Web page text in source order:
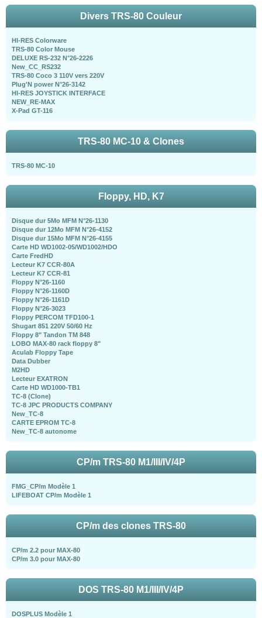
Divers TRS-80 Couleur
HI-RES Colorware
TRS-80 Color Mouse
DELUXE RS-232 N°26-2226
New_CC_RS232
TRS-80 Coco 3 110V vers 220V
Plug'N power N°26-3142
HI-RES JOYSTICK INTERFACE
NEW_RE-MAX
X-Pad GT-116
TRS-80 MC-10 & Clones
TRS-80 MC-10
Floppy, HD, K7
Disque dur 5Mo MFM N°26-1130
Disque dur 12Mo MFM N°26-4152
Disque dur 15Mo MFM N°26-4155
Carte HD WD1002-05/WD1002/HDO
Carte FredHD
Lecteur K7 CCR-80A
Lecteur K7 CCR-81
Floppy N°26-1160
Floppy N°26-1160D
Floppy N°26-1161D
Floppy N°26-3023
Floppy PERCOM TFD100-1
Shugart 851 220V 50/60 Hz
Floppy 8" Tandon TM 848
LOBO MAX-80 rack floppy 8"
Aculab Floppy Tape
Data Dubber
M2HD
Lecteur EXATRON
Carte HD WD1000-TB1
TC-8 (Clone)
TC-8 JPC PRODUCTS COMPANY
New_TC-8
CARTE EPROM TC-8
New_TC-8 autonome
CP/m TRS-80 M1/III/IV/4P
FMG_CP/m Modèle 1
LIFEBOAT CP/m Modèle 1
CP/m des clones TRS-80
CP/m 2.2 pour MAX-80
CP/m 3.0 pour MAX-80
DOS TRS-80 M1/III/IV/4P
DOSPLUS Modèle 1